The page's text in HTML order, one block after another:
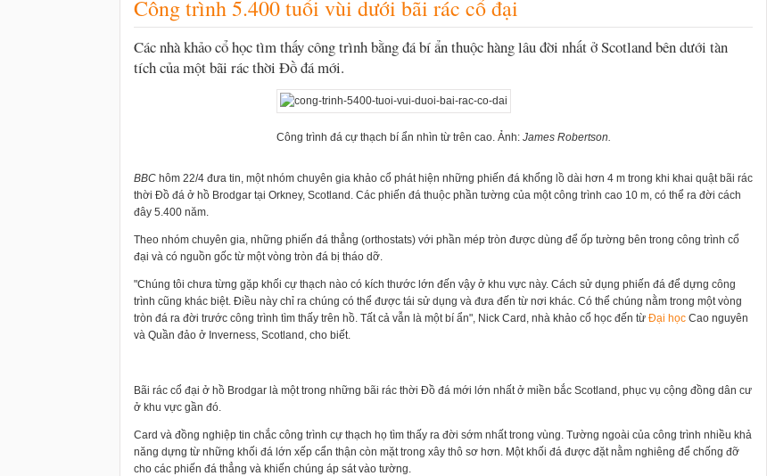
Công trình 5.400 tuổi vùi dưới bãi rác cổ đại
Các nhà khảo cổ học tìm thấy công trình bằng đá bí ẩn thuộc hàng lâu đời nhất ở Scotland bên dưới tàn
tích của một bãi rác thời Đồ đá mới.
Công trình đá cự thạch bí ẩn nhìn từ trên cao. Ảnh: James Robertson.
BBC hôm 22/4 đưa tin, một nhóm chuyên gia khảo cổ phát hiện những phiến đá khổng lồ dài hơn 4 m trong khi khai quật bãi rác
thời Đồ đá ở hồ Brodgar tại Orkney, Scotland. Các phiến đá thuộc phần tường của một công trình cao 10 m, có thể ra đời cách
đây 5.400 năm.
Theo nhóm chuyên gia, những phiến đá thẳng (orthostats) với phần mép tròn được dùng để ốp tường bên trong công trình cổ
đại và có nguồn gốc từ một vòng tròn đá bị tháo dỡ.
"Chúng tôi chưa từng gặp khối cự thạch nào có kích thước lớn đến vậy ở khu vực này. Cách sử dụng phiến đá để dựng công
trình cũng khác biệt. Điều này chỉ ra chúng có thể được tái sử dụng và đưa đến từ nơi khác. Có thể chúng nằm trong một vòng
tròn đá ra đời trước công trình tìm thấy trên hồ. Tất cả vẫn là một bí ẩn", Nick Card, nhà khảo cổ học đến từ Đại học Cao nguyên
và Quần đảo ở Inverness, Scotland, cho biết.
Bãi rác cổ đại ở hồ Brodgar là một trong những bãi rác thời Đồ đá mới lớn nhất ở miền bắc Scotland, phục vụ cộng đồng dân cư
ở khu vực gần đó.
Card và đồng nghiệp tin chắc công trình cự thạch họ tìm thấy ra đời sớm nhất trong vùng. Tường ngoài của công trình nhiều khả
năng dựng từ những khối đá lớn xếp cẩn thận còn mặt trong xây thô sơ hơn. Một khối đá được đặt nằm nghiêng để chống đỡ
cho các phiến đá thẳng và khiến chúng áp sát vào tường.